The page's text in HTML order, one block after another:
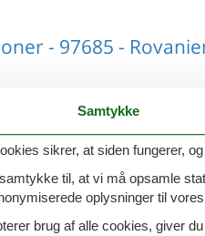
- 97685 -
- 97340 -
Samtykke
sikrer, at siden fungerer,
til, at vi må opsamle
oplysninger til
brug af alle cookies, giver